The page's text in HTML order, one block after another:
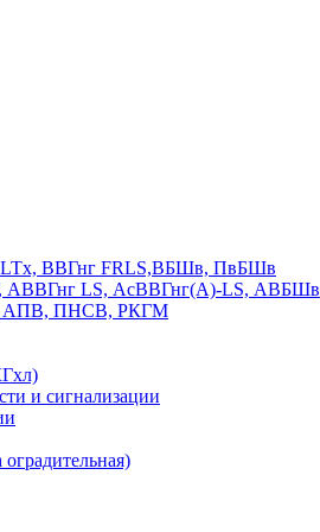
ВВГнг FRLS,ВБШв, ПвБШв
АВВГнг LS, АсВВГнг(А)-LS, АВБШв
АПВ, ПНСВ, РКГМ
и сигнализации